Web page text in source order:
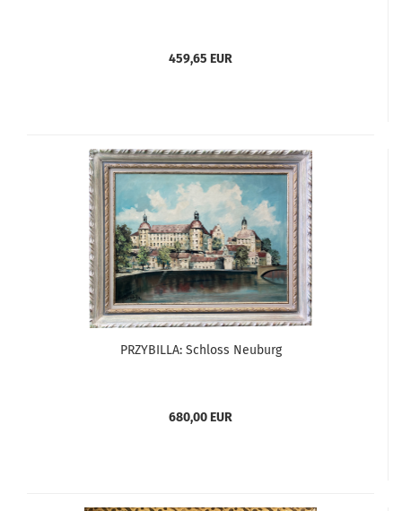
459,65 EUR
PRZYBILLA: Schloss Neuburg
680,00 EUR